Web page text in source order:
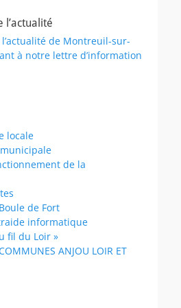
l’actualité
de Montreuil-sur-
à notre lettre d’information
locale
de la
de Fort
informatique
fil du Loir »
ANJOU LOIR ET